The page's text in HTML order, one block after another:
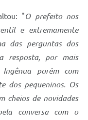
"O prefeito nos
e extremamente
das perguntas dos
resposta, por mais
porém com
dos pequeninos. Os
cheios de novidades
conversa com o